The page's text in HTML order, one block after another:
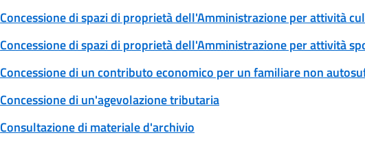
Concessione di spazi di proprietà dell'Amministrazione per attività
Concessione di spazi di proprietà dell'Amministrazione per attività
Concessione di un contributo economico per un familiare non
Concessione di un'agevolazione tributaria
Consultazione di materiale d'archivio